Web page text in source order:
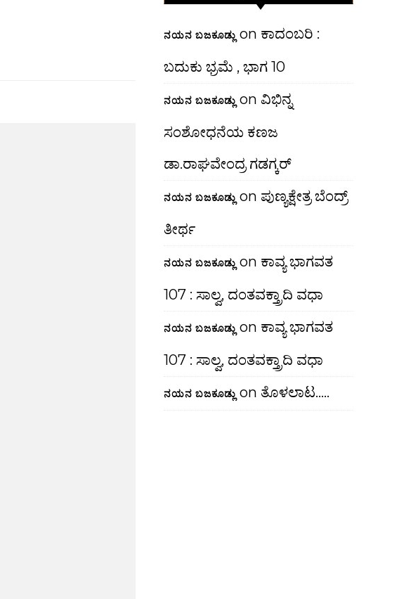
ನಯನ ಬಜಕೂಡ್ಲು on ಕಾದಂಬರಿ :
ಬದುಕು ಭ್ರಮೆ , ಭಾಗ 10
ನಯನ ಬಜಕೂಡ್ಲು on ವಿಭಿನ್ನ
ಸಂಶೋಧನೆಯ ಕಣಜ
ಡಾ.ರಾಘವೇಂದ್ರ ಗಡಗ್ಕರ್
ನಯನ ಬಜಕೂಡ್ಲು on ಪುಣ್ಯಕ್ಷೇತ್ರ ಬೆಂದ್ರ್
ತೀರ್ಥ
ನಯನ ಬಜಕೂಡ್ಲು on ಕಾವ್ಯ ಭಾಗವತ
107 : ಸಾಲ್ವ, ದಂತವಕ್ತ್ರಾದಿ ವಧಾ
ನಯನ ಬಜಕೂಡ್ಲು on ಕಾವ್ಯ ಭಾಗವತ
107 : ಸಾಲ್ವ, ದಂತವಕ್ತ್ರಾದಿ ವಧಾ
ನಯನ ಬಜಕೂಡ್ಲು on ತೊಳಲಾಟ…..